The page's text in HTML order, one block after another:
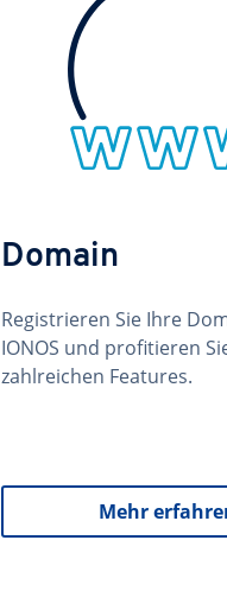
Domain
Registrieren Sie Ihre
IONOS und profitieren
zahlreichen Features.
Mehr